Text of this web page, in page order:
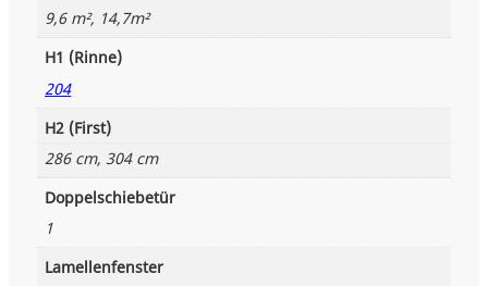
e
9,6 m², 14,7m²
H1 (Rinne)
204
H2 (First)
286 cm, 304 cm
Doppelschiebetür
1
Lamellenfenster